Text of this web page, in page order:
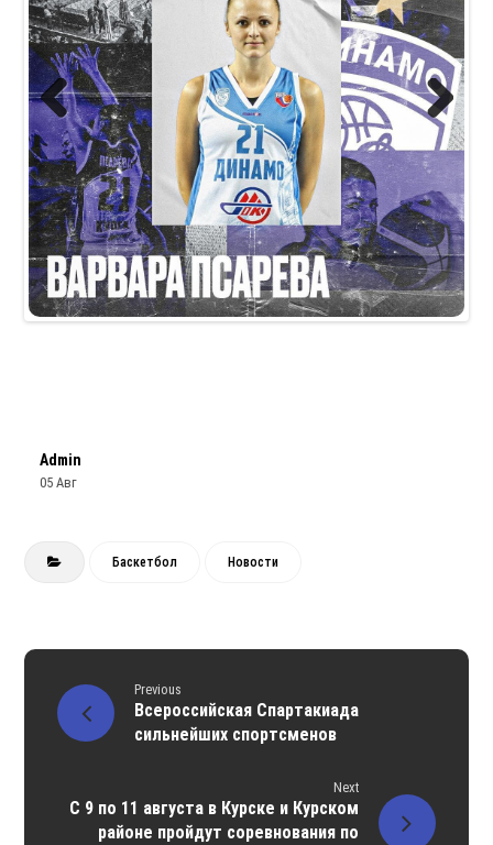
Previous Next
Admin
05 Авг
Баскетбол Новости
Previous
Всероссийская Спартакиада
сильнейших спортсменов
Next
С 9 по 11 августа в Курске и Курском
районе пройдут соревнования по